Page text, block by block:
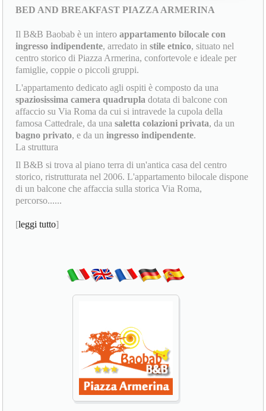
BED AND BREAKFAST PIAZZA ARMERINA
Il B&B Baobab è un interoappartamento bilocale con
ingresso indipendente, arredato instile etnico, situato nel
centro storico di Piazza Armerina, confortevole e ideale per
famiglie, coppie o piccoli gruppi.
L'appartamento dedicato agli ospiti è composto da una
spaziosissima camera quadrupla dotata di balcone con
affaccio su Via Roma da cui si intravede la cupola della
famosa Cattedrale, da unasaletta colazioni privata, da un
bagno privato, e da uningresso indipendente.
La struttura
Il B&B si trova al piano terra di un'antica casa del centro
storico, ristrutturata nel 2006. L'appartamento bilocale dispone
di un balcone che affaccia sulla storica Via Roma,
percorso......
[leggi tutto]